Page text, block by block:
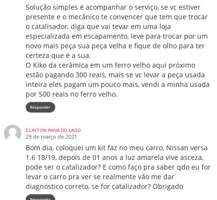
Solução simples é acompanhar o serviço, se vc estiver
presente e o mecânico te convencer que tem que trocar
o catalisador, diga que vai tevar em uma loja
especializada em escapamento, leve para trocar por um
novo mais peça sua peça velha e fique de olho para ter
certeza que é a sua.
O Kiko da cerâmica em um ferro velho aqui próximo
estão pagando 300 reais, mais se vc levar a peça usada
inteira eles pagam um pouco mais, vendi a minha usada
por 500 reais no ferro velho.
Responder
CLAYTON PAIVA DO LAGO
29 de março de 2021
Bom dia, coloquei um kit faz no meu carro, Nissan versa
1.6 18/19, depois de 01 anos a luz amarela vive asceza,
pode ser o catalizador? E como faço pra saber qdo eu for
levar o carro pra ver se realmente vão me dar
diagnóstico correto, se for catalizador? Obrigado